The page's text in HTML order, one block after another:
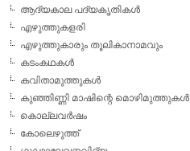
ആദ്യകാല പദ്യകൃതികള്‍
എഴുത്തുകളരി
എഴുത്തുകാരും തൂലികാനാമവും
കടംകഥകള്‍
കവിതാമുത്തുകള്‍
കുഞ്ഞിണ്ണി മാഷിന്റെ മൊഴിമുത്തുകള്‍
കൊല്ലവര്‍ഷം
കോലെഴുത്ത്